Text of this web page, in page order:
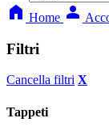
home Home person
Filtri
Cancella filtri X
Tappeti